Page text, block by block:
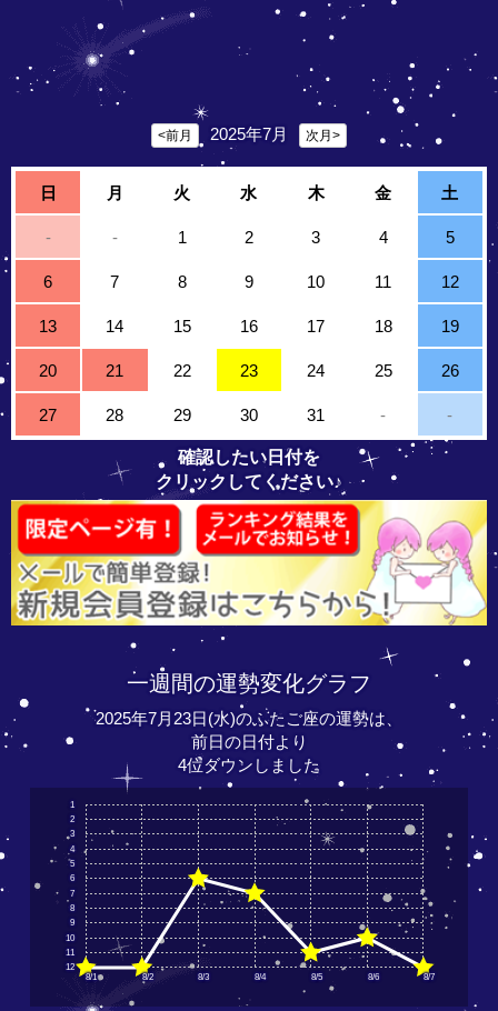
<前月 2025年7月 次月>
日 月 火 水 木 金 土
- - 1 2 3 4 5
6 7 8 9 10 11 12
13 14 15 16 17 18 19
20 21 22 23 24 25 26
27 28 29 30 31 - -
確認したい日付を
クリックしてください♪
一週間の運勢変化グラフ
2025年7月23日(水)のふたご座の運勢は、
前日の日付より
4位ダウンしました
8/1 8/2 8/3 8/4 8/5 8/6 8/7
12
11
10
9
8
7
6
5
4
3
2
1